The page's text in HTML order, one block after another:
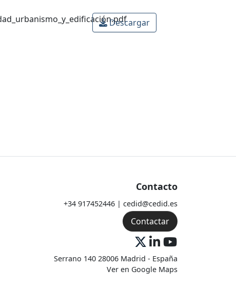
Descargar
Contacto
+34 917452446 | cedid@cedid.es
Contactar
Serrano 140 28006 Madrid - España
Ver en Google Maps